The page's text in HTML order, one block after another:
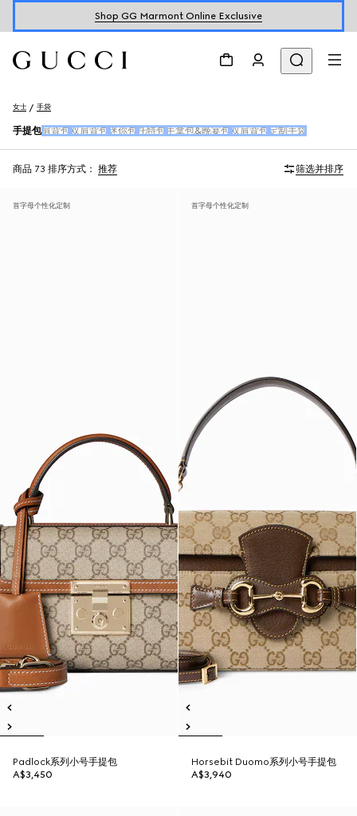
Shop GG Marmont Online Exclusive
女士 手袋
手提包肩背包 双肩背包 迷你包 托特包 手拿包&晚宴包 双肩背包 定制手袋
商品 73 排序方式： 推荐 筛选并排序
首字母个性化定制
Padlock系列小号手提包
A$3,450
首字母个性化定制
Horsebit Duomo系列小号手提包
A$3,940